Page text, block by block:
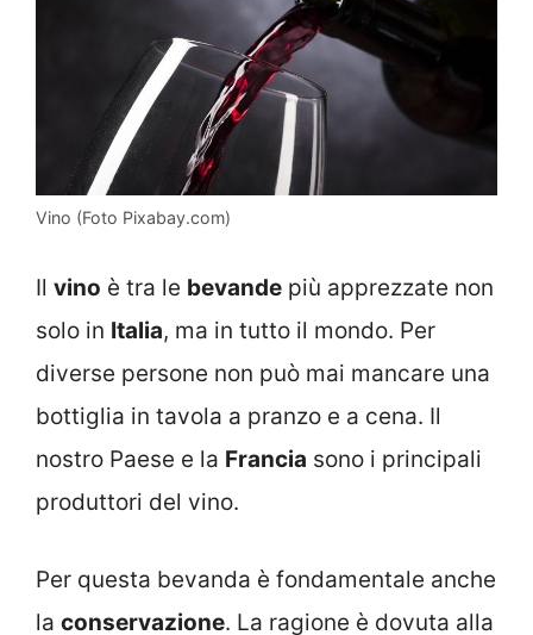
Vino (Foto Pixabay.com)
Il vino è tra le bevande più apprezzate non
solo in Italia, ma in tutto il mondo. Per
diverse persone non può mai mancare una
bottiglia in tavola a pranzo e a cena. Il
nostro Paese e la Francia sono i principali
produttori del vino.
Per questa bevanda è fondamentale anche
la conservazione. La ragione è dovuta alla